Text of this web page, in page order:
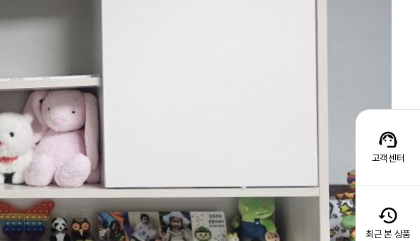
고객센터
최근 본 상품